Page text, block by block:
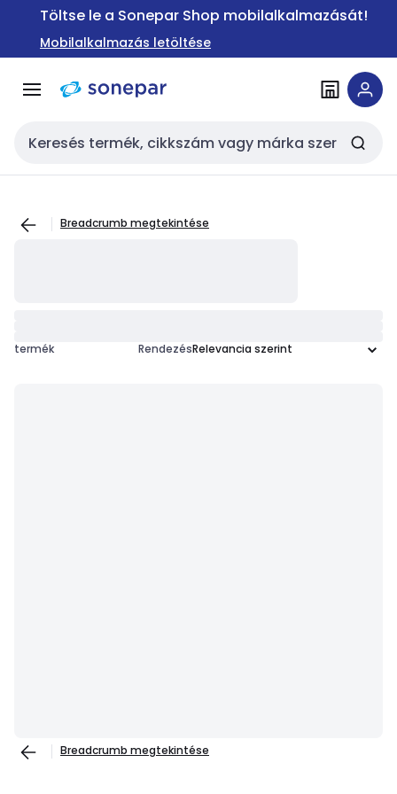
Ugrás a
Ugrás a
tartalomra
Töltse le a Sonepar Shop mobilalkalmazását!
Mobilalkalmazás letöltése
Keresési bemenet
Breadcrumb megtekintése
termék Rendezés
Breadcrumb megtekintése